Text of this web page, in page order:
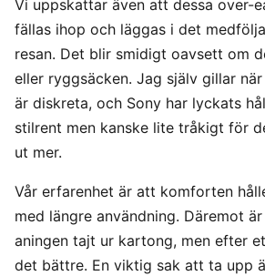
Vi uppskattar även att dessa over-
fällas ihop och läggas i det
resan. Det blir smidigt oavsett om
eller ryggsäcken. Jag själv gillar
är diskreta, och Sony har lyckats
stilrent men kanske lite tråkigt för
ut mer.
Vår erfarenhet är att komforten
med längre användning. Däremot
aningen tajt ur kartong, men efter
det bättre. En viktig sak att ta upp